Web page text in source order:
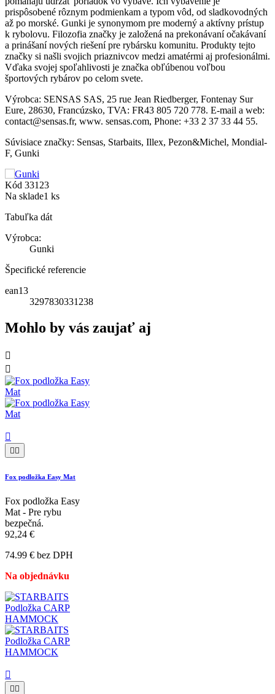
prispôsobené rôznym podmienkam a typom vôd, od sladkovodných
až po morské. Gunki je synonymom pre moderný a aktívny prístup
k rybolovu. Filozofia značky je založená na prekonávaní očakávaní
a prinášaní nových riešení pre rybársku komunitu. Produkty tejto
značky si našli svojich priaznivcov medzi amatérmi aj profesionálmi.
Vďaka svojej spoľahlivosti je značka obľúbenou voľbou
športových rybárov po celom svete.
Výrobca: SENSAS SAS, 25 rue Jean Riedberger, Fontenay Sur
Eure, 28630, Francúzsko, TVA: FR43 805 720 778. E-mail a web:
contact@sensas.fr, www. sensas.com, Phone: +33 2 37 33 44 55.
Súvisiace značky: Sensas, Starbaits, Illex, Pezon&Michel, Mondial-
F, Gunki
Kód 33123
Na sklade1 ks
Tabuľka dát
Výrobca:
Gunki
Špecifické referencie
ean13
3297830331238
Mohlo by vás zaujať aj




Fox podložka Easy Mat
Fox podložka Easy
Mat - Pre rybu
bezpečná.
92,24 €
74.99 € bez DPH
Na objednávku

